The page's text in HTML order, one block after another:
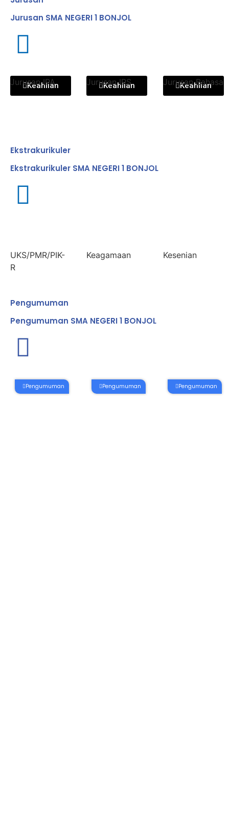
Jurusan SMA NEGERI 1 BONJOL
Keahlian
Jurusan IPA Keahlian
Jurusan IPS Keahlian
Jurusan Bahasa
Ekstrakurikuler
Ekstrakurikuler SMA NEGERI 1 BONJOL
UKS/PMR/PIK-
R
Keagamaan Kesenian
Pengumuman
Pengumuman SMA NEGERI 1 BONJOL
Pengumuman Pengumuman Pengumuman